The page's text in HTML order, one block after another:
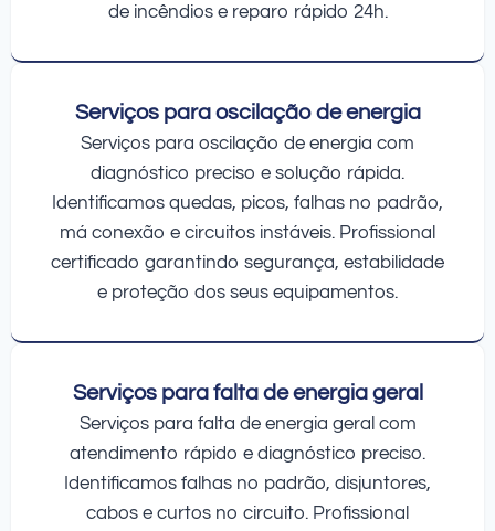
de incêndios e reparo rápido 24h.
Serviços para oscilação de energia
Serviços para oscilação de energia com
diagnóstico preciso e solução rápida.
Identificamos quedas, picos, falhas no padrão,
má conexão e circuitos instáveis. Profissional
certificado garantindo segurança, estabilidade
e proteção dos seus equipamentos.
Serviços para falta de energia geral
Serviços para falta de energia geral com
atendimento rápido e diagnóstico preciso.
Identificamos falhas no padrão, disjuntores,
cabos e curtos no circuito. Profissional